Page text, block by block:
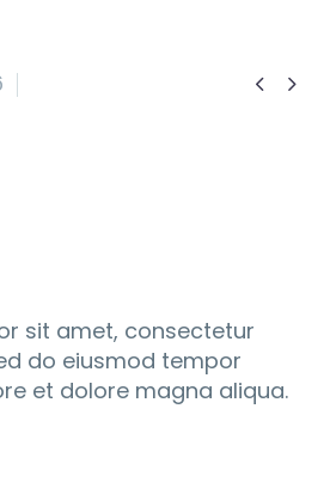
 
sit amet, consectetur
do eiusmod tempor
et dolore magna aliqua.